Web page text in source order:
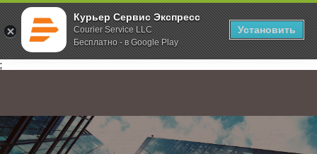
Курьер Сервис Экспресс
Courier Service LLC
Бесплатно - в Google Play
Установить
;
Главная О компании Новости С наступающим Новым годом и